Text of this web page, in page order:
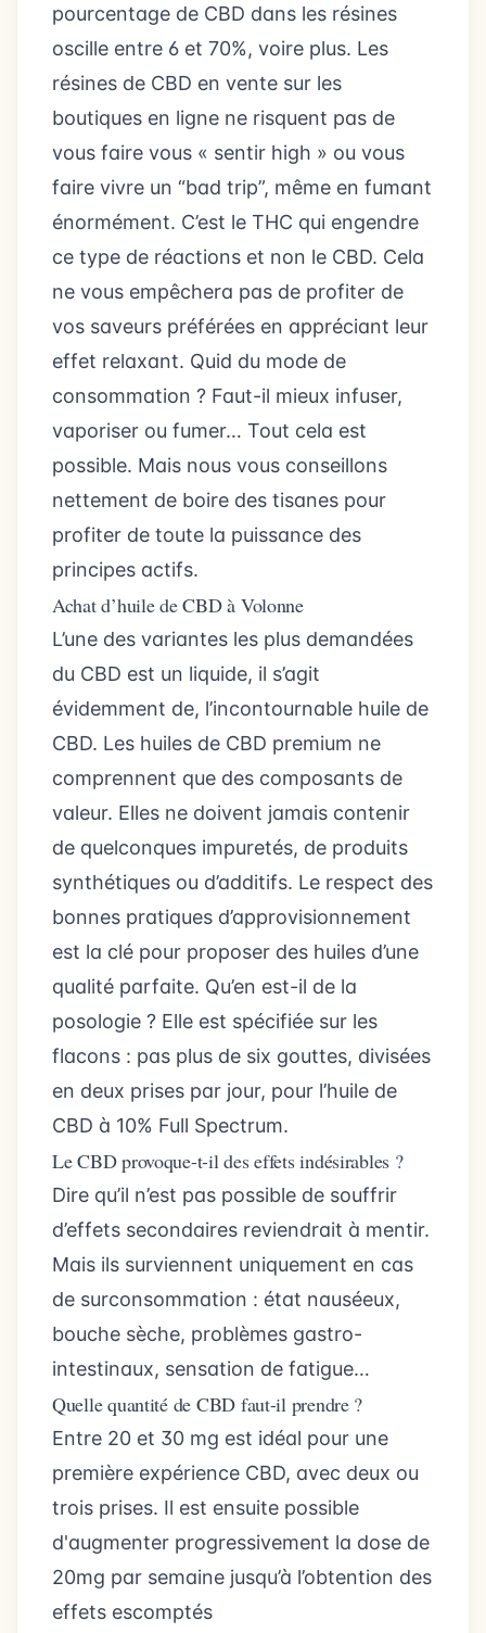
pourcentage de CBD dans les résines
oscille entre 6 et 70%, voire plus. Les
résines de CBD en vente sur les
boutiques en ligne ne risquent pas de
vous faire vous « sentir high » ou vous
faire vivre un “bad trip”, même en fumant
énormément. C’est le THC qui engendre
ce type de réactions et non le CBD. Cela
ne vous empêchera pas de profiter de
vos saveurs préférées en appréciant leur
effet relaxant. Quid du mode de
consommation ? Faut-il mieux infuser,
vaporiser ou fumer… Tout cela est
possible. Mais nous vous conseillons
nettement de boire des tisanes pour
profiter de toute la puissance des
principes actifs.
Achat d’huile de CBD à Volonne
L’une des variantes les plus demandées
du CBD est un liquide, il s’agit
évidemment de, l’incontournable huile de
CBD. Les huiles de CBD premium ne
comprennent que des composants de
valeur. Elles ne doivent jamais contenir
de quelconques impuretés, de produits
synthétiques ou d’additifs. Le respect des
bonnes pratiques d’approvisionnement
est la clé pour proposer des huiles d’une
qualité parfaite. Qu’en est-il de la
posologie ? Elle est spécifiée sur les
flacons : pas plus de six gouttes, divisées
en deux prises par jour, pour l’huile de
CBD à 10% Full Spectrum.
Le CBD provoque-t-il des effets indésirables ?
Dire qu’il n’est pas possible de souffrir
d’effets secondaires reviendrait à mentir.
Mais ils surviennent uniquement en cas
de surconsommation : état nauséeux,
bouche sèche, problèmes gastro-
intestinaux, sensation de fatigue…
Quelle quantité de CBD faut-il prendre ?
Entre 20 et 30 mg est idéal pour une
première expérience CBD, avec deux ou
trois prises. Il est ensuite possible
d'augmenter progressivement la dose de
20mg par semaine jusqu’à l’obtention des
effets escomptés